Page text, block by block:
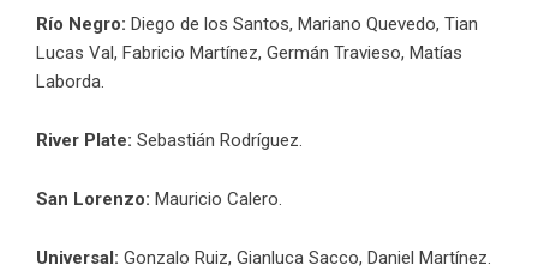
Río Negro: Diego de los Santos, Mariano Quevedo, Tian
Lucas Val, Fabricio Martínez, Germán Travieso, Matías
Laborda.
River Plate: Sebastián Rodríguez.
San Lorenzo: Mauricio Calero.
Universal: Gonzalo Ruiz, Gianluca Sacco, Daniel Martínez.